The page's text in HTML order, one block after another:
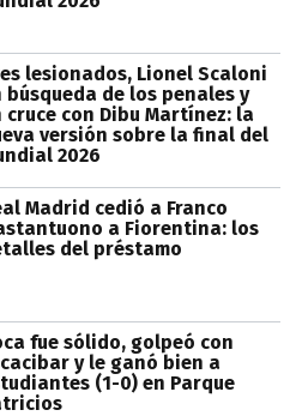
lesionados, Lionel Scaloni
búsqueda de los penales y
cruce con Dibu Martínez: la
versión sobre la final del
2026
Madrid cedió a Franco
a Fiorentina: los
del préstamo
fue sólido, golpeó con
y le ganó bien a
(1-0) en Parque